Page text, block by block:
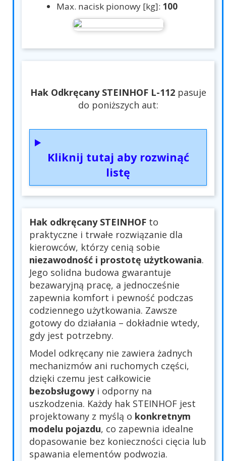
Max. nacisk pionowy [kg]: 100
Hak Odkręcany STEINHOF L-112pasuje
do poniższych aut:
Kliknij tutaj aby rozwinąć
listę
Hak odkręcany STEINHOF to
praktyczne i trwałe rozwiązanie dla
kierowców, którzy cenią sobie
niezawodność i prostotę użytkowania.
Jego solidna budowa gwarantuje
bezawaryjną pracę, a jednocześnie
zapewnia komfort i pewność podczas
codziennego użytkowania. Zawsze
gotowy do działania – dokładnie wtedy,
gdy jest potrzebny.
Model odkręcany nie zawiera żadnych
mechanizmów ani ruchomych części,
dzięki czemu jest całkowicie
bezobsługowyi odporny na
uszkodzenia. Każdy hak STEINHOF jest
projektowany z myślą o konkretnym
modelu pojazdu, co zapewnia idealne
dopasowanie bez konieczności cięcia lub
spawania elementów podwozia.